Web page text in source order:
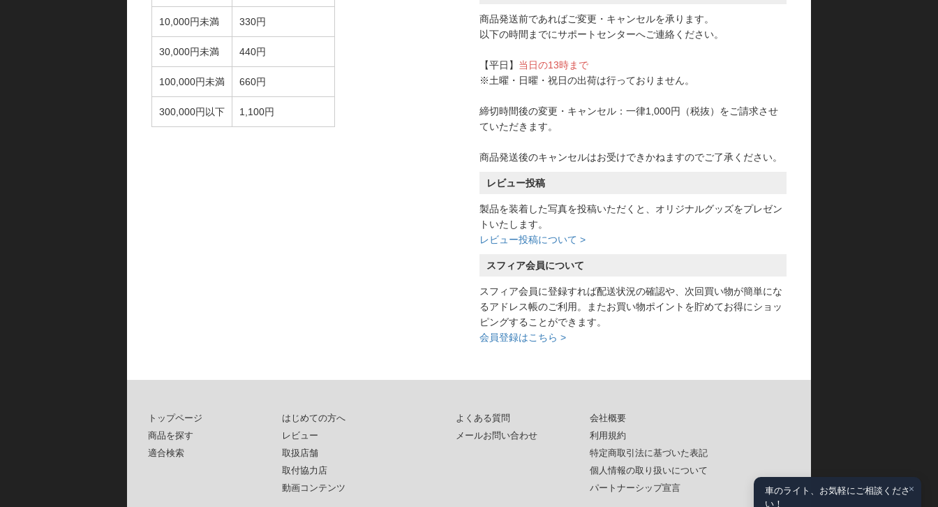
10,000円未満 330円
30,000円未満 440円
100,000円未満 660円
300,000円以下 1,100円
商品発送前であればご変更・キャンセルを承ります。
以下の時間までにサポートセンターへご連絡ください。
【平日】 当日の13時まで
※土曜・日曜・祝日の出荷は行っておりません。
締切時間後の変更・キャンセル：一律1,000円（税抜）をご請求させ
ていただきます。
商品発送後のキャンセルはお受けできかねますのでご了承ください。
レビュー投稿
製品を装着した写真を投稿いただくと、オリジナルグッズをプレゼン
トいたします。
レビュー投稿について >
スフィア会員について
スフィア会員に登録すれば配送状況の確認や、次回買い物が簡単にな
るアドレス帳のご利用。またお買い物ポイントを貯めてお得にショッ
ピングすることができます。
会員登録はこちら >
トップページ
商品を探す
適合検索
はじめての方へ
レビュー
取扱店舗
取付協力店
動画コンテンツ
よくある質問
メールお問い合わせ
会社概要
利用規約
特定商取引法に基づいた表記
個人情報の取り扱いについて
パートナーシップ宣言
×
車のライト、お気軽にご相談くださ
い！